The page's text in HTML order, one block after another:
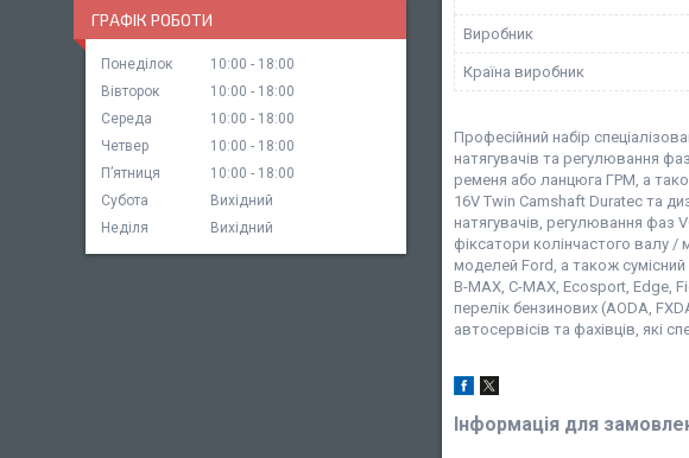
Виробник
Країна виробник
Професійний набір
натягувачів та регулювання
ременя або ланцюга ГРМ, а
16V Twin Camshaft Duratec та
натягувачів, регулювання фаз
фіксатори колінчастого валу /
моделей Ford, а також
B-MAX, C-MAX, Ecosport, Edge,
перелік бензинових (AODA,
автосервісів та фахівців, які
Інформація для
ГРАФІК РОБОТИ
Понеділок 10:00
18:00
Вівторок
10:00
18:00
Середа
10:00
18:00
Четвер
10:00
18:00
Пʼятниця
10:00
18:00
Субота
Вихідний
Неділя
Вихідний